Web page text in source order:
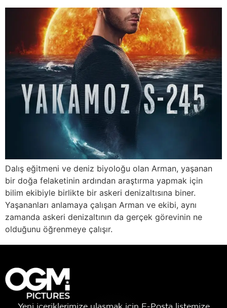
Dalış eğitmeni ve deniz biyoloğu olan Arman, yaşanan
bir doğa felaketinin ardından araştırma yapmak için
bilim ekibiyle birlikte bir askeri denizaltısına biner.
Yaşananları anlamaya çalışan Arman ve ekibi, aynı
zamanda askeri denizaltının da gerçek görevinin ne
olduğunu öğrenmeye çalışır.